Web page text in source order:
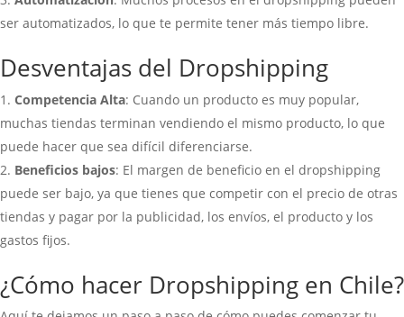
ser automatizados, lo que te permite tener más tiempo libre.
Desventajas del Dropshipping
Competencia Alta: Cuando un producto es muy popular,
muchas tiendas terminan vendiendo el mismo producto, lo que
puede hacer que sea difícil diferenciarse.
Beneficios bajos: El margen de beneficio en el dropshipping
puede ser bajo, ya que tienes que competir con el precio de otras
tiendas y pagar por la publicidad, los envíos, el producto y los
gastos fijos.
¿Cómo hacer Dropshipping en Chile?